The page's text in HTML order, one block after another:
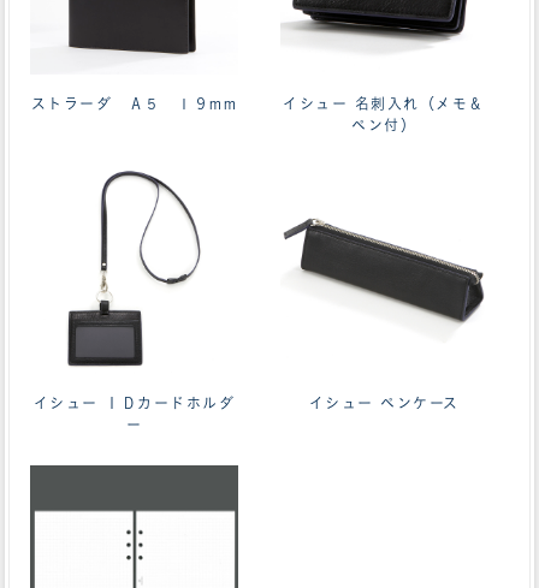
ストラーダ Ａ５ １９mm
イシュー 名刺入れ（メモ＆
ペン付）
イシュー ＩＤカードホルダ
ー
イシュー ペンケース